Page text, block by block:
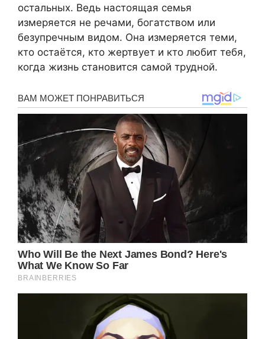
остальных. Ведь настоящая семья
измеряется не речами, богатством или
безупречным видом. Она измеряется теми,
кто остаётся, кто жертвует и кто любит тебя,
когда жизнь становится самой трудной.